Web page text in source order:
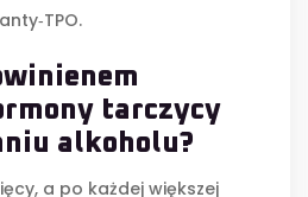
tarczycy
alkoholu?
a po każdej większej